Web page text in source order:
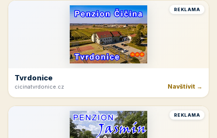
REKLAMA
Tvrdonice
cicinatvrdonice.cz Navštívit →
REKLAMA